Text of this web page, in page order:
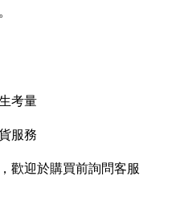
考量
服務
歡迎於購買前詢問客服